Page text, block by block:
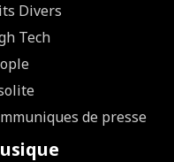
Divers
Tech
de presse